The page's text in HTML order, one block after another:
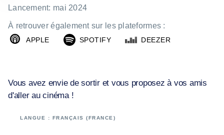
Lancement: mai 2024
À retrouver également sur les plateformes :
APPLE SPOTIFY DEEZER
Vous avez envie de sortir et vous proposez à vos amis
d'aller au cinéma !
LANGUE : FRANÇAIS (FRANCE)